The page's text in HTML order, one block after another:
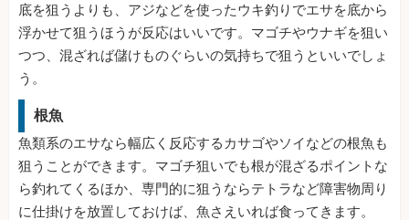
底を狙うよりも、アジなどを使ったウキ釣りでエサを底から
浮かせて狙うほうが反応はいいです。マゴチやウナギを狙い
つつ、混ざれば儲けものぐらいの気持ちで狙うといいでしょ
う。
根魚
魚類系のエサなら幅広く反応するカサゴやソイなどの根魚も
狙うことができます。マゴチ狙いでも根が混ざるポイントな
ら釣れてくるほか、専門的に狙うならテトラなど障害物周り
に仕掛けを放置しておけば、魚さえいれば食ってきます。